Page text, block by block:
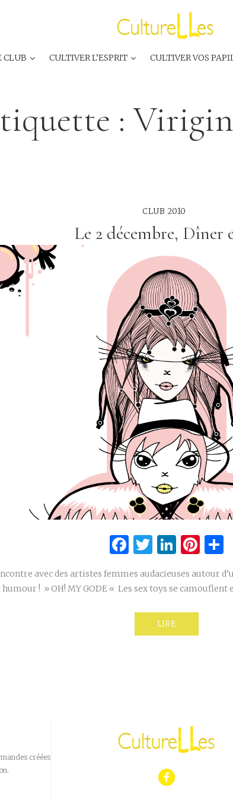
CLUB CULTIVER L’ESPRIT CULTIVER VOS
:
CLUB 2010
Le 2 décembre, Dîner
Facebook
Twitter
avec des artistes femmes audacieuses autour
humour ! » OH! MY GODE « Les sex toys se camouflent
LIRE
créées